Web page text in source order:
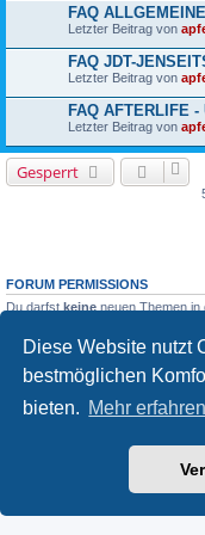
Diese Website nutzt
bestmöglichen
bieten. Mehr erfahren
FAQ
Letzter Beitrag von
FAQ JDT-
Letzter Beitrag von
FAQ AFTERLIFE
Letzter Beitrag von
Gesperrt
FORUM PERMISSIONS
Du darfst keine neuen Themen in
Du darfst deine Beiträge in
Du darfst deine Beiträge in
Du darfstkeine Dateianhänge in
Jenseits der Thesen -
Powered by